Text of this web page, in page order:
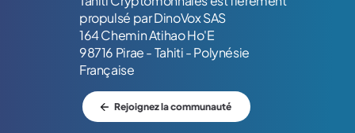
propulsé par DinoVox SAS
164 Chemin Atihao Ho'E
98716 Pirae - Tahiti - Polynésie
Française
Rejoignez la communauté